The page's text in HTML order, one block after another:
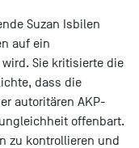
Suzan Isbilen
auf ein
Sie kritisierte die
dass die
autoritären AKP-
offenbart.
zu kontrollieren und